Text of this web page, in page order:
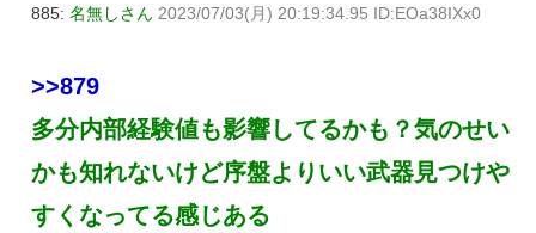
885: 名無しさん 2023/07/03(月) 20:19:34.95 ID:EOa38IXx0
>>879
多分内部経験値も影響してるかも？気のせい
かも知れないけど序盤よりいい武器見つけや
すくなってる感じある